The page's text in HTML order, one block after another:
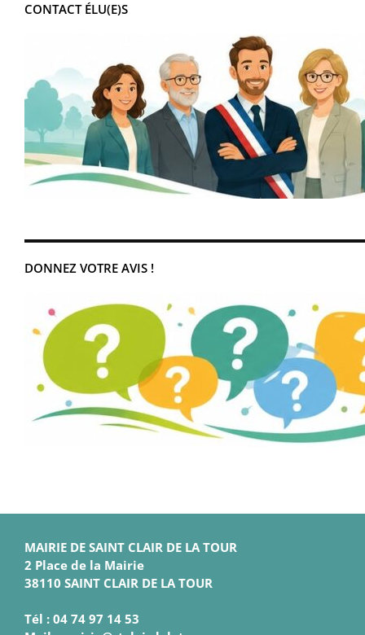
CONTACT ÉLU(E)S
DONNEZ VOTRE AVIS !
MAIRIE DE SAINT CLAIR DE LA TOUR
2 Place de la Mairie
38110 SAINT CLAIR DE LA TOUR
Tél : 04 74 97 14 53